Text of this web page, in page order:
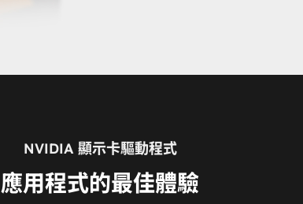
NVIDIA 顯示卡驅動程式
應用程式的最佳體驗